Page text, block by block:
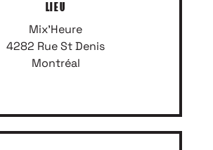
LIEU
Mix'Heure
4282 Rue St Denis
Montréal